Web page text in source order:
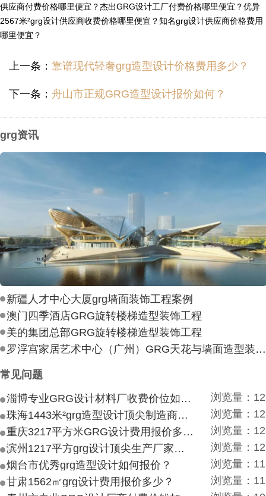
供应商付费价格哪里便宜？杰出GRG设计工厂付费价格哪里便宜？优异
2567米²grg设计供应商收费价格哪里便宜？知名grg设计供应商价格费用
哪里便宜？
上一条： 靠谱现代轻奢grg造型设计价格费用多少？
下一条： 舟山市正规GRG造型设计报价如何？
grg资讯
新疆人才中心大厦grg墙面装饰工程案例
澳门四季酒店GRG旋转楼梯造型装饰工程
美的集团总部GRG旋转楼梯造型装饰工程
罗浮宫家居艺术中心（广州）GRG天花与墙面造型装饰工程
常见问题
淄博专业GRG设计材料厂收费价位如何？
浏览量：
珠海1443米²grg造型设计顶尖制造商付费付费多少？
浏览量：
重庆3217平方米GRG设计费用报价多少？
浏览量：
滨州1217平方grg设计顶尖生产厂家价目如何？
浏览量：
烟台市优秀grg造型设计如何报价？
浏览量：
甘肃1562㎡grg设计费用报价多少？
浏览量：